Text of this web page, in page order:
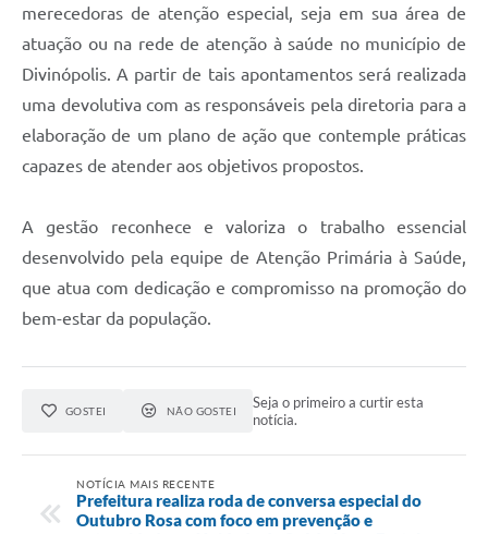
merecedoras de atenção especial, seja em sua área de
atuação ou na rede de atenção à saúde no município de
Divinópolis. A partir de tais apontamentos será realizada
uma devolutiva com as responsáveis pela diretoria para a
elaboração de um plano de ação que contemple práticas
capazes de atender aos objetivos propostos.
A gestão reconhece e valoriza o trabalho essencial
desenvolvido pela equipe de Atenção Primária à Saúde,
que atua com dedicação e compromisso na promoção do
bem-estar da população.
GOSTEI NÃO GOSTEI
Seja o primeiro a curtir esta
notícia.
NOTÍCIA MAIS RECENTE
Prefeitura realiza roda de conversa especial do
Outubro Rosa com foco em prevenção e